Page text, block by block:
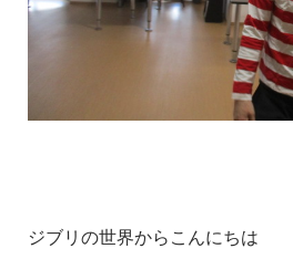
ジブリの世界からこんにちは